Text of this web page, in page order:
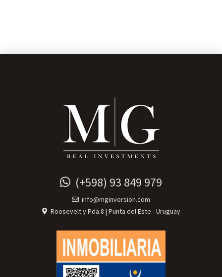
(+598) 93 849 979
info@mginversion.com
Roosevelt y Pda.8 | Punta del Este - Uruguay